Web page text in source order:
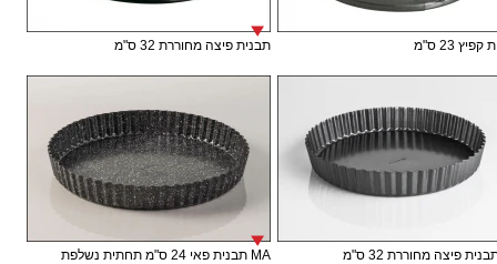
23 ס"מ תבנית פיצה מחוררת 32 ס"מ
MA תבנית פאי 24 ס"מ תחתית נשלפת